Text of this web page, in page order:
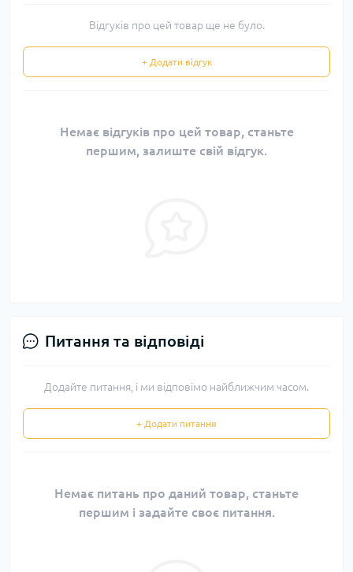
Відгуків про цей товар ще не було.
+ Додати відгук
Немає відгуків про цей товар, станьте
першим, залиште свій відгук.
Питання та відповіді
Додайте питання, і ми відповімо найближчим часом.
+ Додати питання
Немає питань про даний товар, станьте
першим і задайте своє питання.